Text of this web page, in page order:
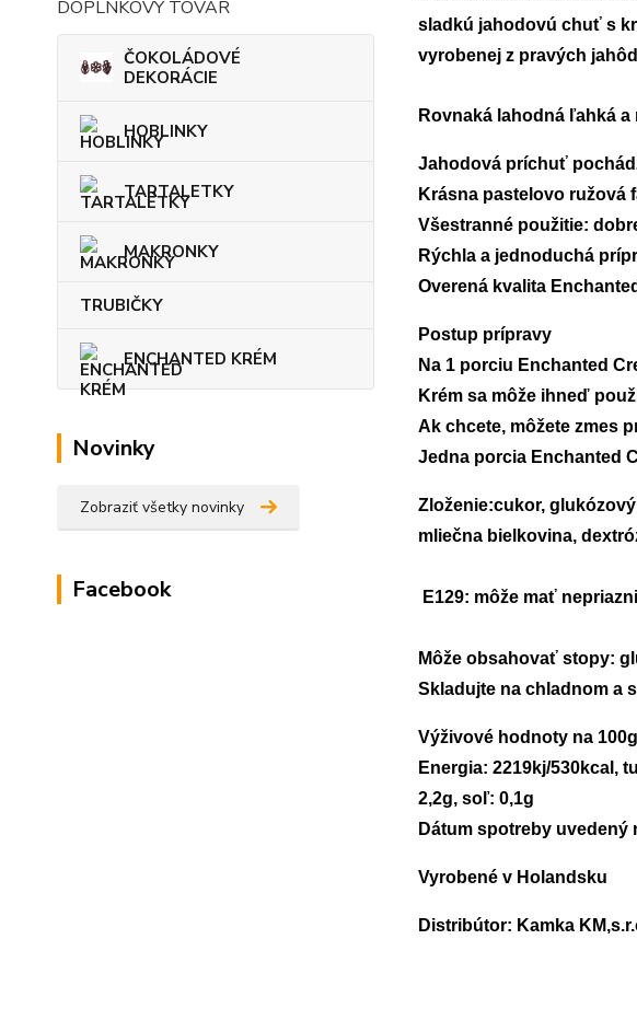
DOPLNKOVÝ TOVAR
ČOKOLÁDOVÉ
DEKORÁCIE
HOBLINKY
TARTALETKY
MAKRONKY
TRUBIČKY
ENCHANTED KRÉM
Novinky
Zobraziť všetky novinky
Facebook
sladkú jahodovú chuť s
vyrobenej z pravých
Rovnaká lahodná ľahká
Jahodová príchuť
Krásna pastelovo ružová
Všestranné použitie:
Rýchla a jednoduchá
Overená kvalita
Postup prípravy
Na 1 porciu Enchanted
Krém sa môže ihneď
Ak chcete, môžete zmes
Jedna porcia Enchanted
Zloženie:cukor,
mliečna bielkovina,
E129: môže mať
Môže obsahovať stopy:
Skladujte na chladnom a
Výživové hodnoty na
Energia: 2219kj/530kcal,
2,2g, soľ: 0,1g
Dátum spotreby uvedený
Vyrobené v Holandsku
Distribútor: Kamka